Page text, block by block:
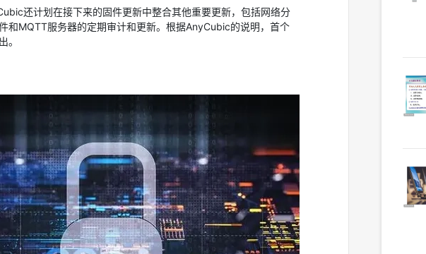
还计划在接下来的固件更新中整合其他重要更新，包括网络分
和MQTT服务器的定期审计和更新。根据AnyCubic的说明，首个
。